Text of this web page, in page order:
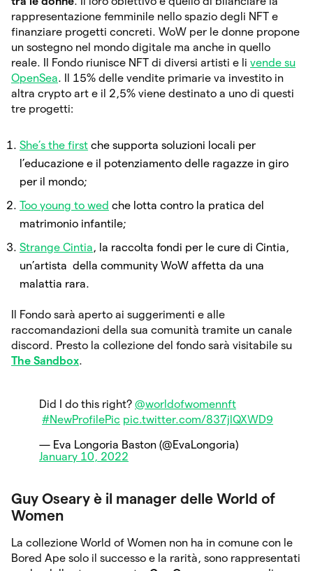
rappresentazione femminile nello spazio degli NFT e
finanziare progetti concreti. WoW per le donne propone
un sostegno nel mondo digitale ma anche in quello
reale. Il Fondo riunisce NFT di diversi artisti e li vende su
OpenSea. Il 15% delle vendite primarie va investito in
altra crypto art e il 2,5% viene destinato a uno di questi
tre progetti:
She’s the first che supporta soluzioni locali per
l’educazione e il potenziamento delle ragazze in giro
per il mondo;
Too young to wed che lotta contro la pratica del
matrimonio infantile;
Strange Cintia, la raccolta fondi per le cure di Cintia,
un’artista della community WoW affetta da una
malattia rara.
Il Fondo sarà aperto ai suggerimenti e alle
raccomandazioni della sua comunità tramite un canale
discord. Presto la collezione del fondo sarà visitabile su
The Sandbox.
Did I do this right? @worldofwomennft
#NewProfilePic pic.twitter.com/837jlQXWD9
— Eva Longoria Baston (@EvaLongoria)
January 10, 2022
Guy Oseary è il manager delle World of
Women
La collezione World of Women non ha in comune con le
Bored Ape solo il successo e la rarità, sono rappresentati